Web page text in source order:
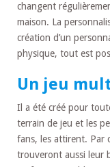
changent
maison. La
création d’un
physique, tout est
Un jeu
Il a été créé pour
terrain de jeu et les
fans, les attirent. Par
trouveront aussi leur